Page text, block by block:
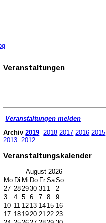
Veranstaltungen
Veranstaltungen melden
Archiv2019 2018 2017 2016 2015
2013 2012
Veranstaltungskalender
August 2026
Mo Di Mi Do Fr SaSo
27 282930 31 1
2
3
4 5 6 7 8
9
10 11 12 13 14 15 16
17 18 1920 2122 23